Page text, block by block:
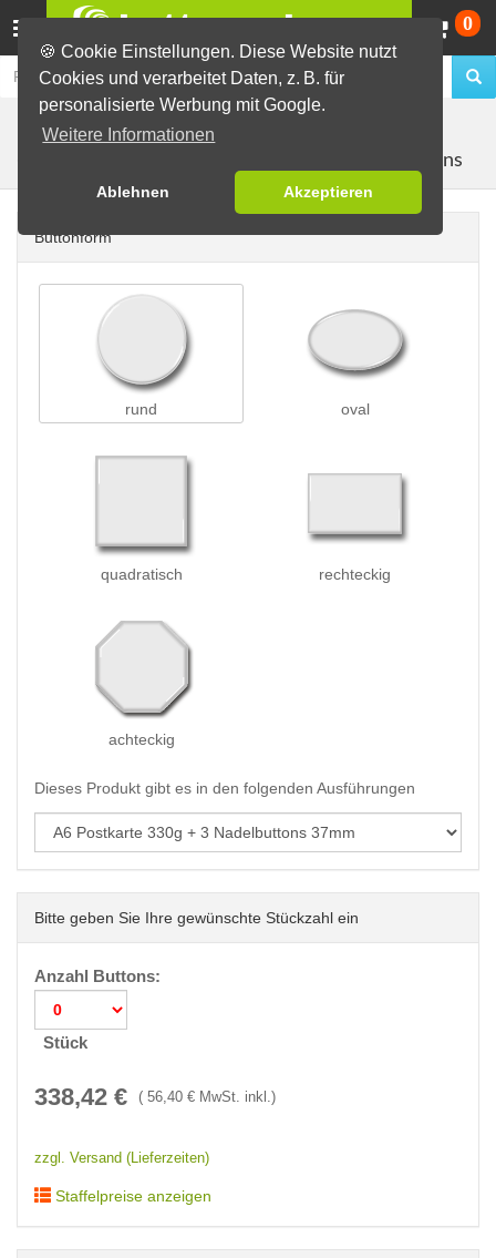
🍪 Cookie Einstellungen. Diese Website nutzt
Cookies und verarbeitet Daten, z. B. für
personalisierte Werbung mit Google.
Weitere Informationen
Ablehnen Akzeptieren
0
Buttons erstellen Buttons auf Karten
mit 3 Buttons
Buttonform
rund oval
quadratisch rechteckig
achteckig
Dieses Produkt gibt es in den folgenden Ausführungen
Bitte geben Sie Ihre gewünschte Stückzahl ein
Anzahl Buttons:
Stück
338,42 € ( 56,40 € MwSt. inkl.)
zzgl. Versand (Lieferzeiten)
Staffelpreise anzeigen